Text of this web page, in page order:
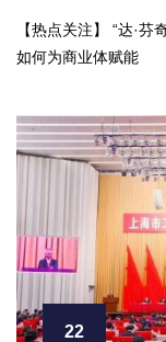
【热点关注】 “达·
如何为商业体赋能
22